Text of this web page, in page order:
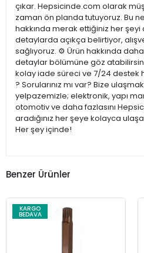
çıkar. Hepsicinde.com olarak
zaman ön planda tutuyoruz. Bu
hakkında merak ettiğiniz her
detaylarda açıkça belirtiyor,
sağlıyoruz. ⚙️ Ürün hakkında
detaylar bölümüne göz
kolay iade süreci ve 7/24 destek
? Sorularınız mı var? Bize
yelpazemizle; elektronik, yapı
otomotiv ve daha fazlasını
aradığınız her şeye kolayca
Her şey içinde!
Benzer Ürünler
KARGO
BEDAVA